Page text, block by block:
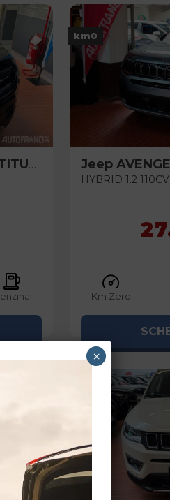
CV Jeep
HYBRID 1.2
km0
Km Zero
×